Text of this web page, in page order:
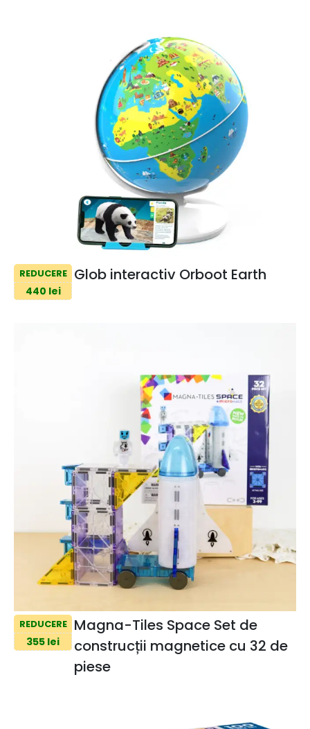
REDUCERE
440 lei
Glob interactiv Orboot Earth
REDUCERE
355 lei
Magna-Tiles Space Set de
construcții magnetice cu 32 de
piese